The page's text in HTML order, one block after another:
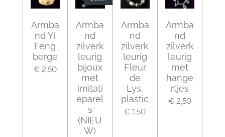
Armba
nd Yi
Feng
berge
€ 2,50
Armba
nd
zilverk
leurig
bijoux
met
imitati
eparel
s
(NIEU
W)
Armba
nd
zilverk
leurig
Fleur
de
Lys,
plastic
€ 1,50
Armba
nd
zilverk
leurig
met
hange
rtjes
€ 2,50